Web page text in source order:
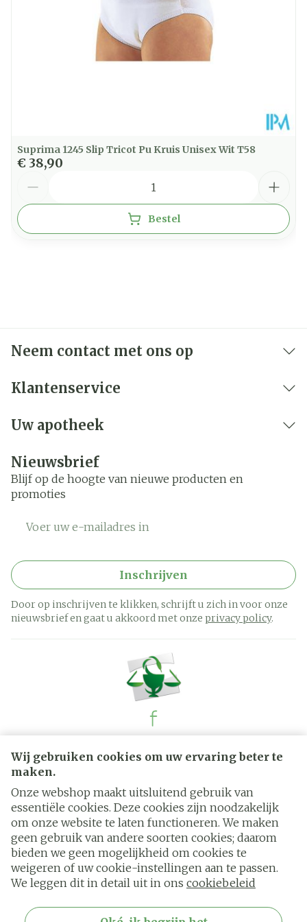
Wij gebruiken cookies om uw ervaring beter te
maken.
Onze webshop maakt uitsluitend gebruik van
essentiële cookies. Deze cookies zijn noodzakelijk
om onze website te laten functioneren. We maken
geen gebruik van andere soorten cookies; daarom
bieden we geen mogelijkheid om cookies te
weigeren of uw cookie-instellingen aan te passen.
We leggen dit in detail uit in ons cookiebeleid
Kamertemperatuur (15°C -
Suprima 1245 Slip Tricot Pu Kruis Unisex Wit T58
€ 38,90
Bestel
Neem contact met ons op
Klantenservice
Uw apotheek
Nieuwsbrief
Blijf op de hoogte van nieuwe producten en
promoties
Inschrijven
Door op inschrijven te klikken, schrijft u zich in voor onze
nieuwsbrief en gaat u akkoord met onze privacy policy.
Juridische links